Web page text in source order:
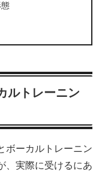
ルトレーニン
ボーカルトレーニン
、実際に受けるにあ